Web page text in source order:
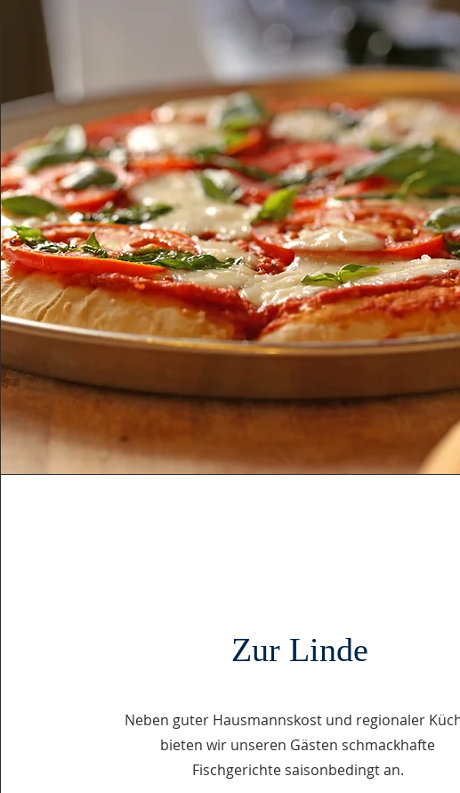
Zur Linde
Neben guter Hausmannskost und regionaler
bieten wir unseren Gästen schmackhafte
Fischgerichte saisonbedingt an.